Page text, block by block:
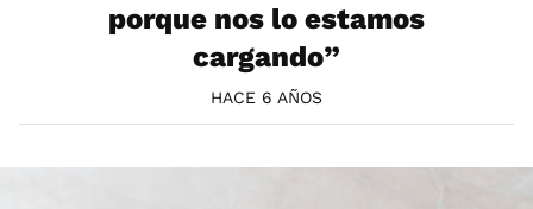
porque nos lo estamos
cargando”
HACE 6 AÑOS